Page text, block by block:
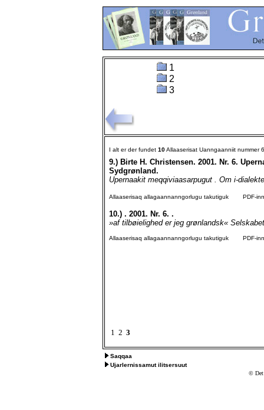
1
2
3
I alt er der fundet 10Allaaserisat Uanngaanniit nummer
9.) Birte H. Christensen. 2001. Nr. 6.
Sydgrønland.
Upernaakit meqqiviaasarpugut . Om i-
Allaaserisaq allagaannanngorlugu takutiguk PDF-
10.) . 2001. Nr. 6. .
»af tilbøielighed er jeg grønlandsk«
Allaaserisaq allagaannanngorlugu takutiguk PDF-
1 2 3
Saqqaa
Ujarlernissamut ilitsersuut
© Det